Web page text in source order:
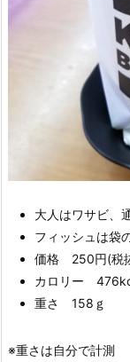
大人はワサビ、
フィッシュは袋
価格 250円(税
カロリー
重さ 158ｇ
※重さは自分で計測